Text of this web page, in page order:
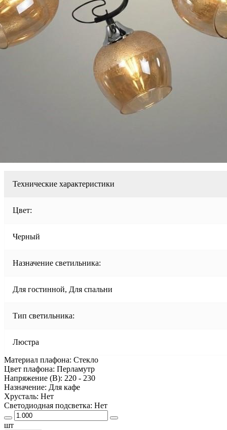
Технические характеристики
Цвет:
Черный
Назначение светильника:
Для гостинной, Для спальни
Тип светильника:
Люстра
Материал плафона: Стекло
Цвет плафона: Перламутр
Напряжение (В): 220 - 230
Назначение: Для кафе
Хрусталь: Нет
Светодиодная подсветка: Нет
шт